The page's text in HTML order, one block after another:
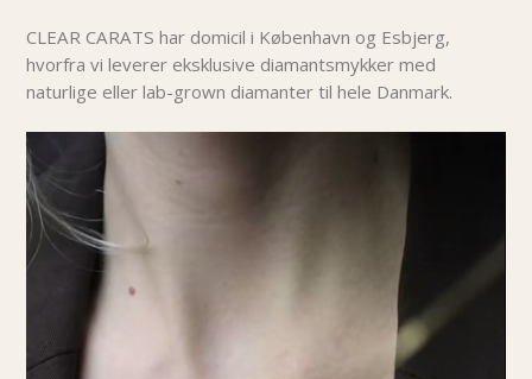
CLEAR CARATS har domicil i København og Esbjerg,
hvorfra vi leverer eksklusive diamantsmykker med
naturlige eller lab-grown diamanter til hele Danmark.